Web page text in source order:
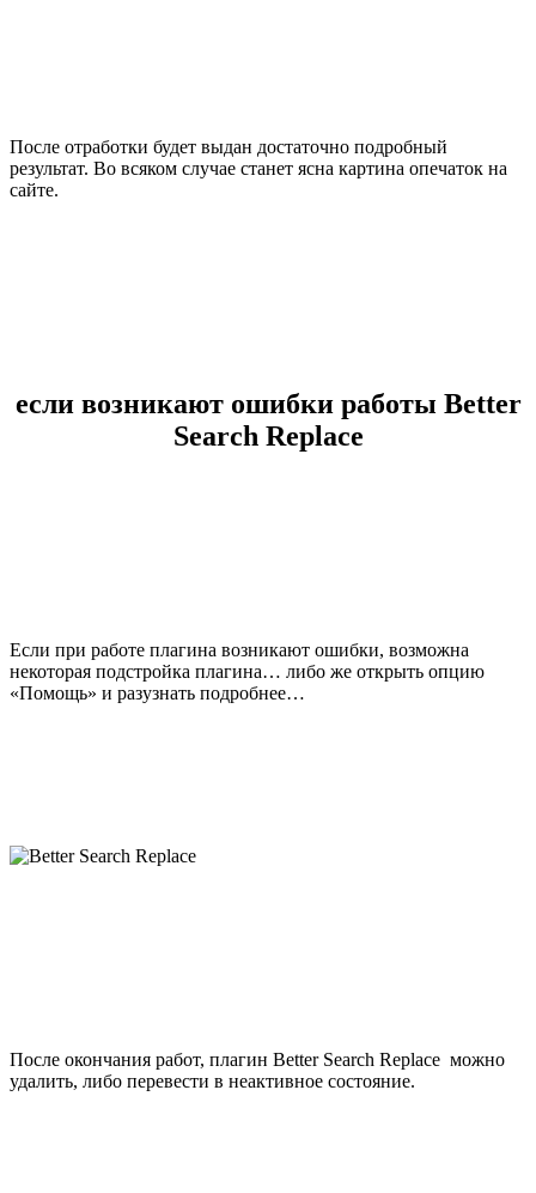
После отработки будет выдан достаточно подробный
результат. Во всяком случае станет ясна картина опечаток на
сайте.
если возникают ошибки работы Better
Search Replace
Если при работе плагина возникают ошибки, возможна
некоторая подстройка плагина… либо же открыть опцию
«Помощь» и разузнать подробнее…
После окончания работ, плагин Better Search Replace можно
удалить, либо перевести в неактивное состояние.